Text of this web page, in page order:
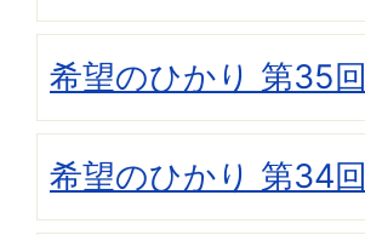
希望のひかり 第35回
希望のひかり 第34回